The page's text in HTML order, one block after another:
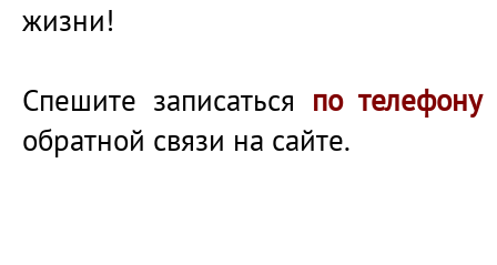
жизни!
Спешите записаться по
обратной связи на сайте.